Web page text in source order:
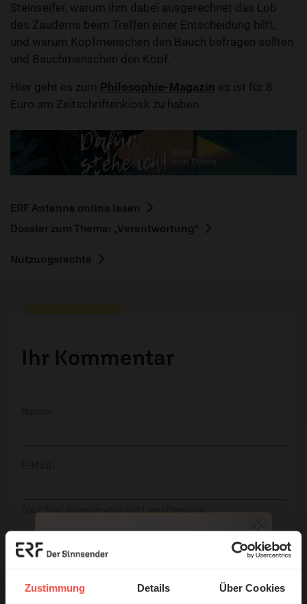
Zustimmung Details Über Cookies
Steinseifer, warum ihm dabei ausgerechnet das Lob
des Zauderns beim Treffen einer Entscheidung hilft,
und warum Kopfmenschen den Bauch befragen sollten
und Bauchmenschen den Kopf.
Hier geht es zum Philosophie-Magazin es ist für 8
Euro am Zeitschriftenkiosk zu haben.
ERF Antenne online lesen
Dossier zum Thema: „Verantwortung“
Nutzungsrechte
Ihr Kommentar
Die E-Mail-Adresse wird nicht veröffentlicht.
Kommentar: